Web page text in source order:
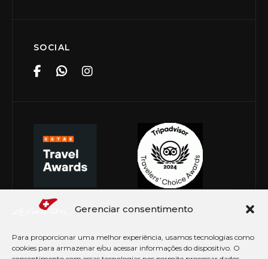
Gerenciar consentimento
Para proporcionar uma melhor experiência, usamos tecnologias como
cookies para armazenar e/ou acessar informações do dispositivo. O
SOCIAL